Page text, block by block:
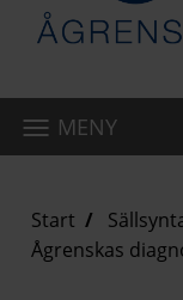
MENY
Start
Ågrenskas